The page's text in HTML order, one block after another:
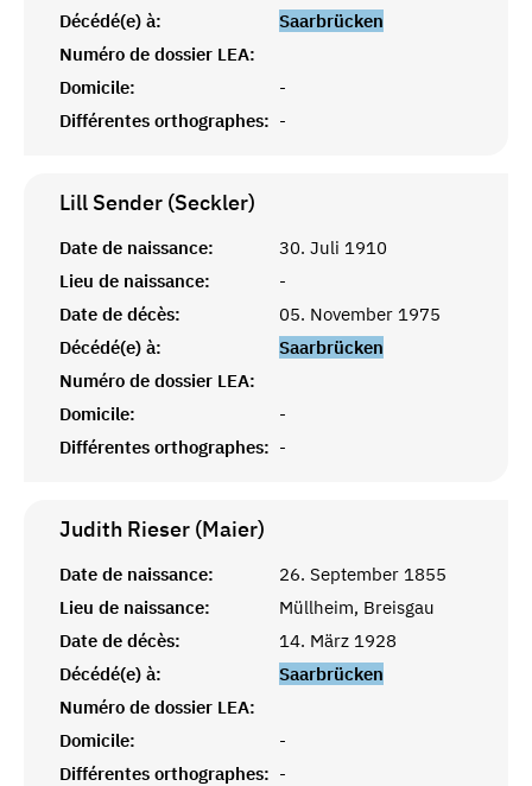
Décédé(e) à:
Saarbrücken
Numéro de dossier LEA:
Domicile:
-
Différentes orthographes: -
Lill Sender (Seckler)
Date de naissance:
30. Juli 1910
Lieu de naissance:
-
Date de décès:
05. November 1975
Décédé(e) à:
Saarbrücken
Numéro de dossier LEA:
Domicile:
-
Différentes orthographes: -
Judith Rieser (Maier)
Date de naissance:
26. September 1855
Lieu de naissance:
Müllheim, Breisgau
Date de décès:
14. März 1928
Décédé(e) à:
Saarbrücken
Numéro de dossier LEA:
Domicile:
-
Différentes orthographes: -